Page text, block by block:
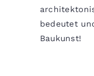
bedeutet
Baukunst!